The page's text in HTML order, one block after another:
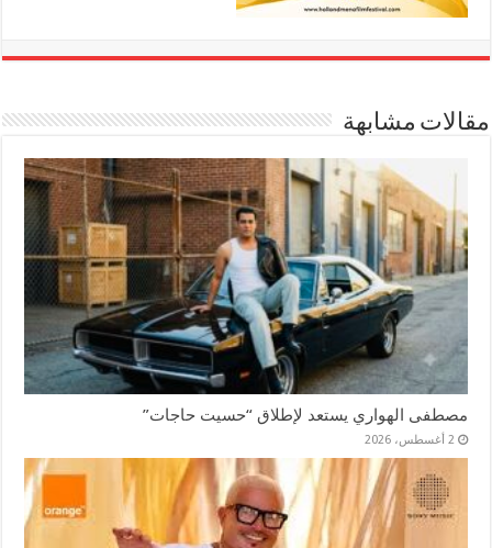
مقالات مشابهة
مصطفى الهواري يستعد لإطلاق “حسيت حاجات”
2 أغسطس، 2026